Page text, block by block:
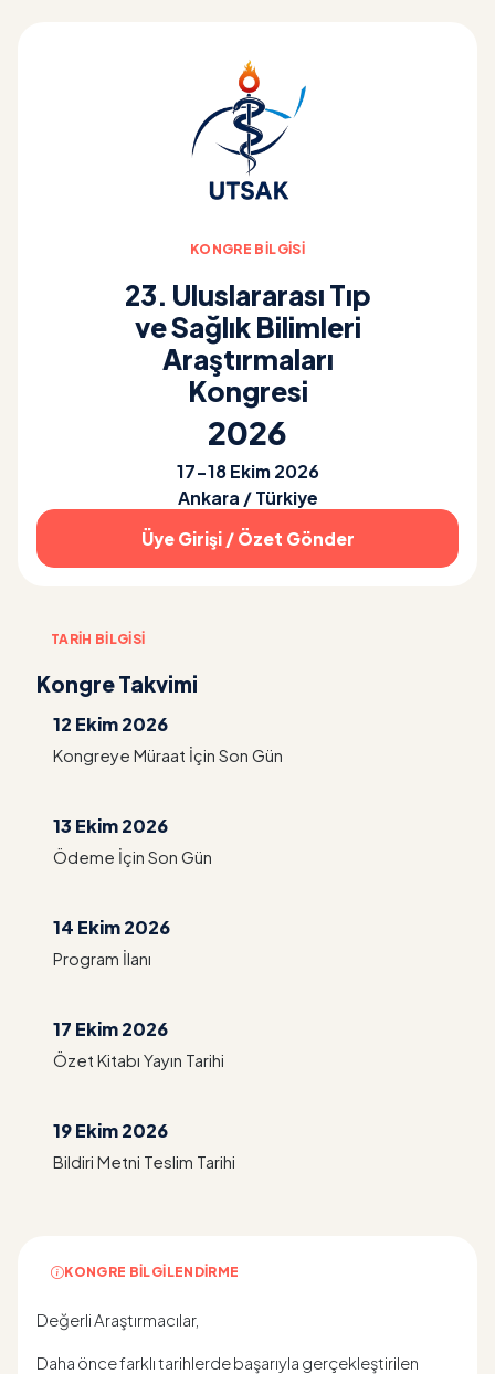
KONGRE BILGISI
23. Uluslararası Tıp
ve Sağlık Bilimleri
Araştırmaları
Kongresi
2026
17-18 Ekim 2026
Ankara / Türkiye
Üye Girişi / Özet Gönder
TARIH BILGISI
Kongre Takvimi
12 Ekim 2026
Kongreye Müraat İçin Son Gün
13 Ekim 2026
Ödeme İçin Son Gün
14 Ekim 2026
Program İlanı
17 Ekim 2026
Özet Kitabı Yayın Tarihi
19 Ekim 2026
Bildiri Metni Teslim Tarihi
KONGRE BILGILENDIRME
Değerli Araştırmacılar,
Daha önce farklı tarihlerde başarıyla gerçekleştirilen